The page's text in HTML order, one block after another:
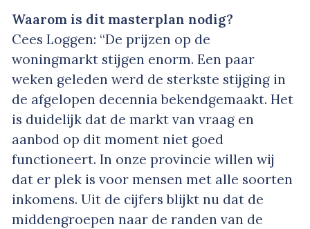
Waarom is dit masterplan nodig?
Cees Loggen: “De prijzen op de
woningmarkt stijgen enorm. Een paar
weken geleden werd de sterkste stijging in
de afgelopen decennia bekendgemaakt. Het
is duidelijk dat de markt van vraag en
aanbod op dit moment niet goed
functioneert. In onze provincie willen wij
dat er plek is voor mensen met alle soorten
inkomens. Uit de cijfers blijkt nu dat de
middengroepen naar de randen van de